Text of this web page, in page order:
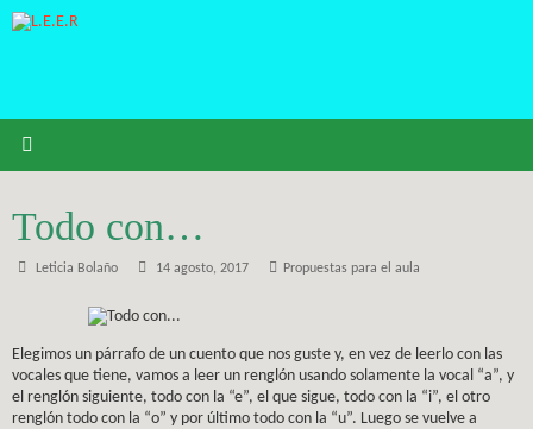
Saltar
Todo con…
Leticia Bolaño 14 agosto, 2017 Propuestas para el aula
Elegimos un párrafo de un cuento que nos guste y, en vez de leerlo con las
vocales que tiene, vamos a leer un renglón usando solamente la vocal “a”, y
el renglón siguiente, todo con la “e”, el que sigue, todo con la “i”, el otro
renglón todo con la “o” y por último todo con la “u”. Luego se vuelve a